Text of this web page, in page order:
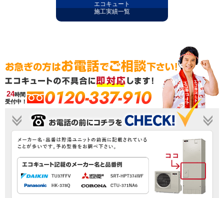
エコキュート
施工実績一覧
24時間
受付中！
0120-337-910